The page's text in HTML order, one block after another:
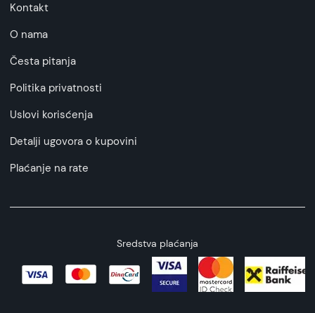
Kontakt
O nama
Česta pitanja
Politika privatnosti
Uslovi korisćenja
Detalji ugovora o kupovini
Plaćanje na rate
Sredstva plaćanja